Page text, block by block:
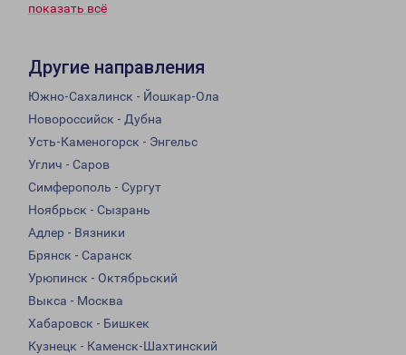
показать всё
Другие направления
Южно-Сахалинск - Йошкар-Ола
Новороссийск - Дубна
Усть-Каменогорск - Энгельс
Углич - Саров
Симферополь - Сургут
Ноябрьск - Сызрань
Адлер - Вязники
Брянск - Саранск
Урюпинск - Октябрьский
Выкса - Москва
Хабаровск - Бишкек
Кузнецк - Каменск-Шахтинский